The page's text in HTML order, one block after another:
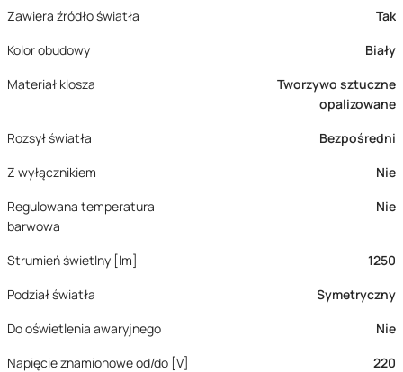
Zawiera źródło światła
Tak
Kolor obudowy
Biały
Materiał klosza
Tworzywo sztuczne
opalizowane
Rozsył światła
Bezpośredni
Z wyłącznikiem
Nie
Regulowana temperatura
barwowa
Nie
Strumień świetlny [lm]
1250
Podział światła
Symetryczny
Do oświetlenia awaryjnego
Nie
Napięcie znamionowe od/do [V]
220